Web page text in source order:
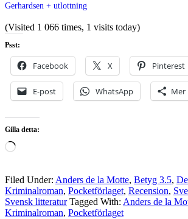
Gerhardsen + utlottning
(Visited 1 066 times, 1 visits today)
Psst:
Facebook X Pinterest
E-post WhatsApp Mer
Gilla detta:
Laddar
Filed Under: Anders de la Motte, Betyg 3.5,
Kriminalroman, Pocketförlaget, Recension,
Svensk litteratur Tagged With: Anders de la
Kriminalroman, Pocketförlaget